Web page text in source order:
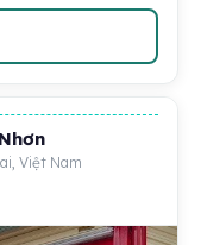
Việt Nam